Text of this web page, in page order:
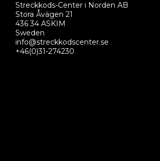
Streckkods-Center i Norden AB
Stora Åvägen 21
436 34 ASKIM
Sweden
info@streckkodscenter.se
+46(0)31-274230